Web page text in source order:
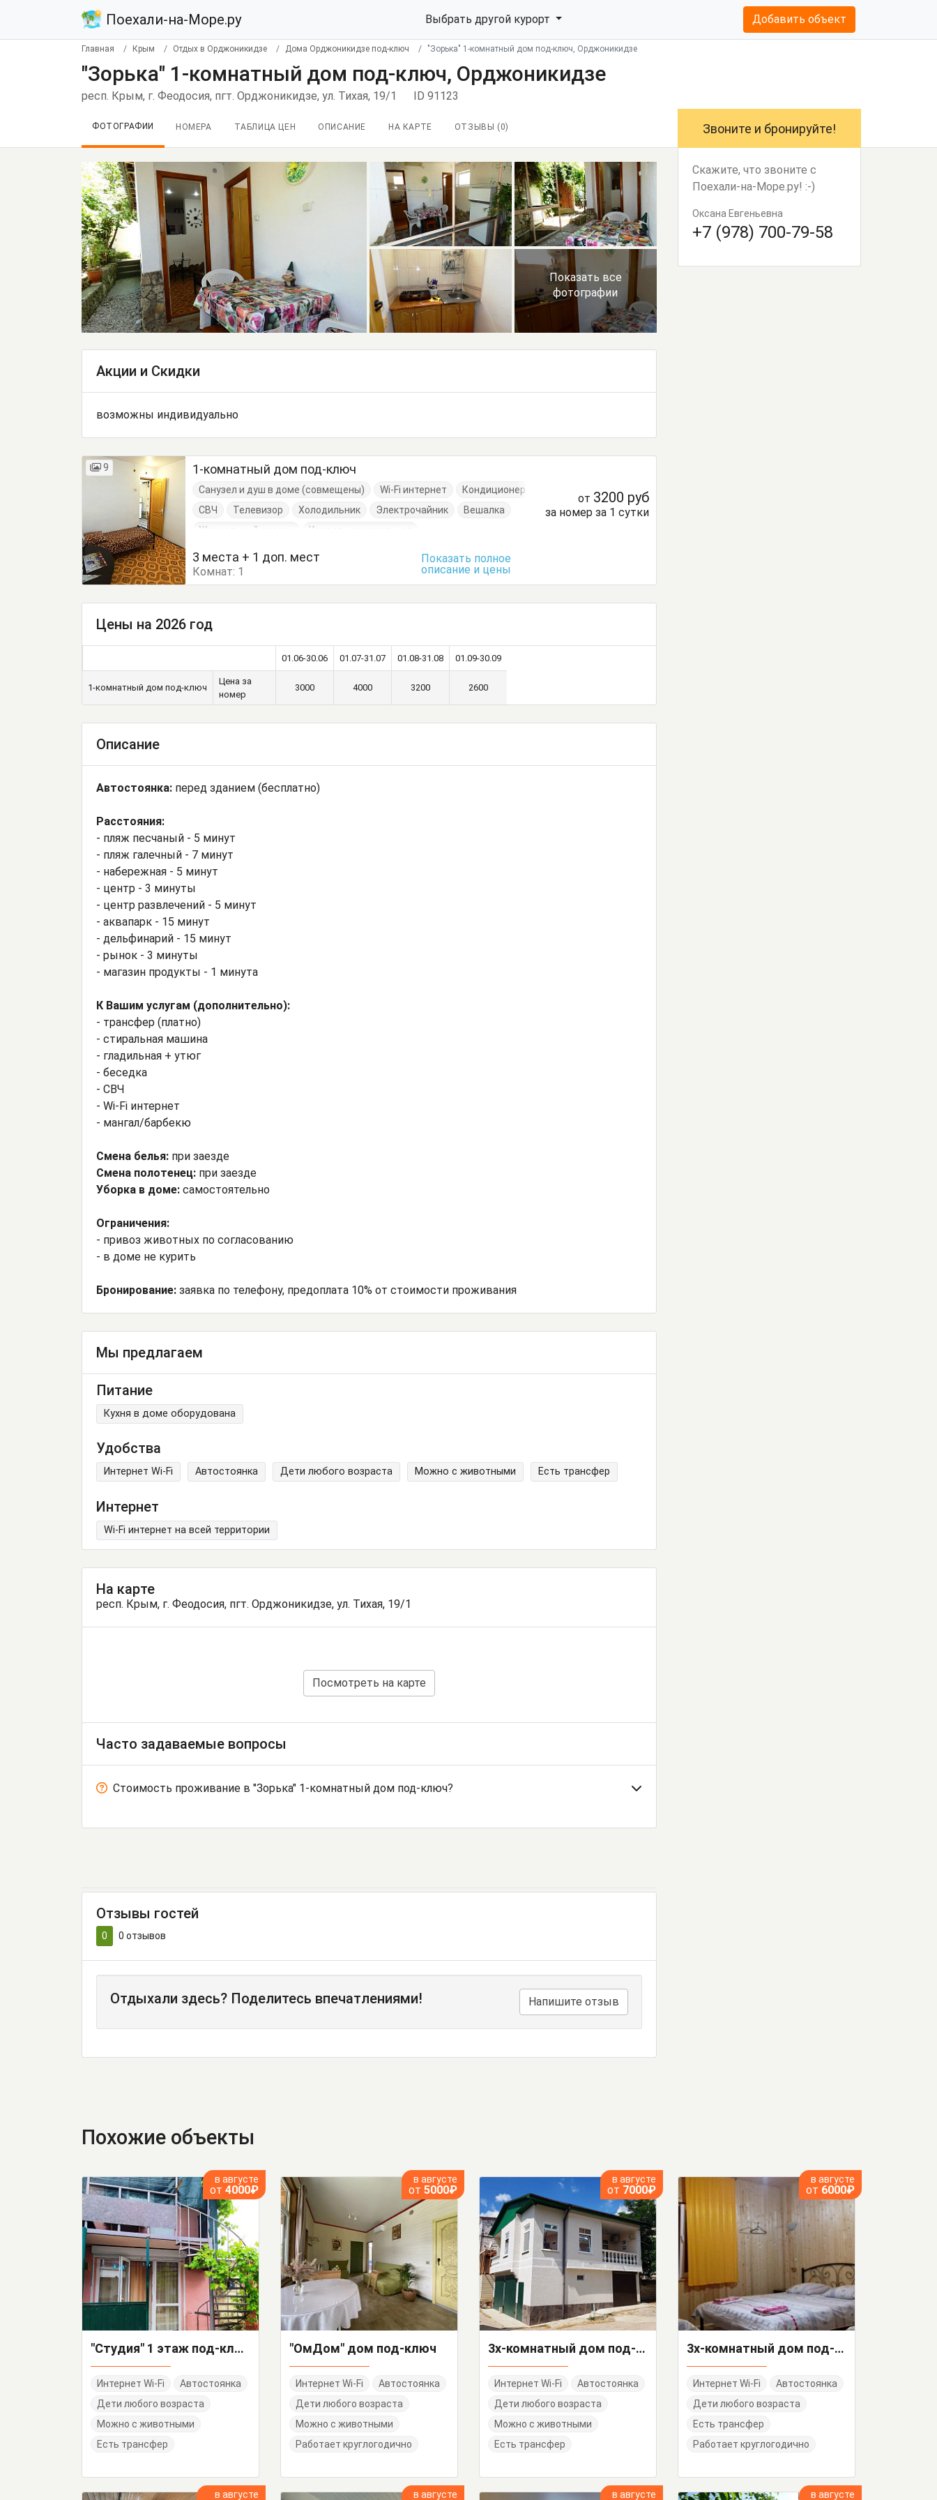
Поехали-на-Море.ру Выбрать другой курорт Добавить объект
Главная Крым Отдых в Орджоникидзе Дома Орджоникидзе под-ключ "Зорька" 1-комнатный дом под-ключ, Орджоникидзе
"Зорька" 1-комнатный дом под-ключ, Орджоникидзе
респ. Крым, г. Феодосия, пгт. Орджоникидзе, ул. Тихая, 19/1 ID 91123
ФОТОГРАФИИ НОМЕРА ТАБЛИЦА ЦЕН ОПИСАНИЕ НА КАРТЕ ОТЗЫВЫ ( 0)
Показать все
фотографии
Акции и Скидки
возможны индивидуально
9 1-комнатный дом под-ключ
Санузел и душ в доме (совмещены) Wi-Fi интернет
Кондиционер
СВЧ
Телевизор Холодильник Электрочайник
Вешалка
Журнальный столик
Кровать двуспальная
Кровать односпальная
Посуда
Шкаф
от 3200 руб
за номер за 1 сутки
3 места + 1 доп. мест
Комнат: 1
Показать полное
описание и цены
Цены на 2026 год
01.06-30.06 01.07-31.07 01.08-31.08 01.09-30.09
1-комнатный дом под-ключ
Цена за
номер
3000 4000 3200 2600
Описание
Автостоянка: перед зданием (бесплатно)
Расстояния:
- пляж песчаный - 5 минут
- пляж галечный - 7 минут
- набережная - 5 минут
- центр - 3 минуты
- центр развлечений - 5 минут
- аквапарк - 15 минут
- дельфинарий - 15 минут
- рынок - 3 минуты
- магазин продукты - 1 минута
К Вашим услугам (дополнительно):
- трансфер (платно)
- стиральная машина
- гладильная + утюг
- беседка
- СВЧ
- Wi-Fi интернет
- мангал/барбекю
Смена белья: при заезде
Смена полотенец: при заезде
Уборка в доме: самостоятельно
Ограничения:
- привоз животных по согласованию
- в доме не курить
Бронирование: заявка по телефону, предоплата 10% от стоимости проживания
Мы предлагаем
Питание
Кухня в доме оборудована
Удобства
Интернет Wi-Fi Автостоянка Дети любого возраста Можно с животными Есть трансфер
Интернет
Wi-Fi интернет на всей территории
На карте
респ. Крым, г. Феодосия, пгт. Орджоникидзе, ул. Тихая, 19/1
Посмотреть на карте
Часто задаваемые вопросы
Стоимость проживание в "Зорька" 1-комнатный дом под-ключ?
Отзывы гостей
0 0 отзывов
Отдыхали здесь? Поделитесь впечатлениями! Напишите отзыв
Звоните и бронируйте!
Скажите, что звоните с
Поехали-на-Море.ру! :-)
Оксана Евгеньевна
+7 (978) 700-79-58
Похожие объекты
в августе
от 4000₽
"Студия" 1 этаж под-ключ
Интернет Wi-Fi
Автостоянка
Дети любого возраста
Можно с животными
Есть трансфер
в августе
от 5000₽
"ОмДом" дом под-ключ
Интернет Wi-Fi
Автостоянка
Дети любого возраста
Можно с животными
Работает круглогодично
в августе
от 7000₽
3х-комнатный дом под-ключ с гаражом Больничный 187
Интернет Wi-Fi
Автостоянка
Дети любого возраста
Можно с животными
Есть трансфер
в августе
от 6000₽
3х-комнатный дом под-ключ Шелковичная 16
Интернет Wi-Fi
Автостоянка
Дети любого возраста
Есть трансфер
Работает круглогодично
в августе в августе в августе в августе